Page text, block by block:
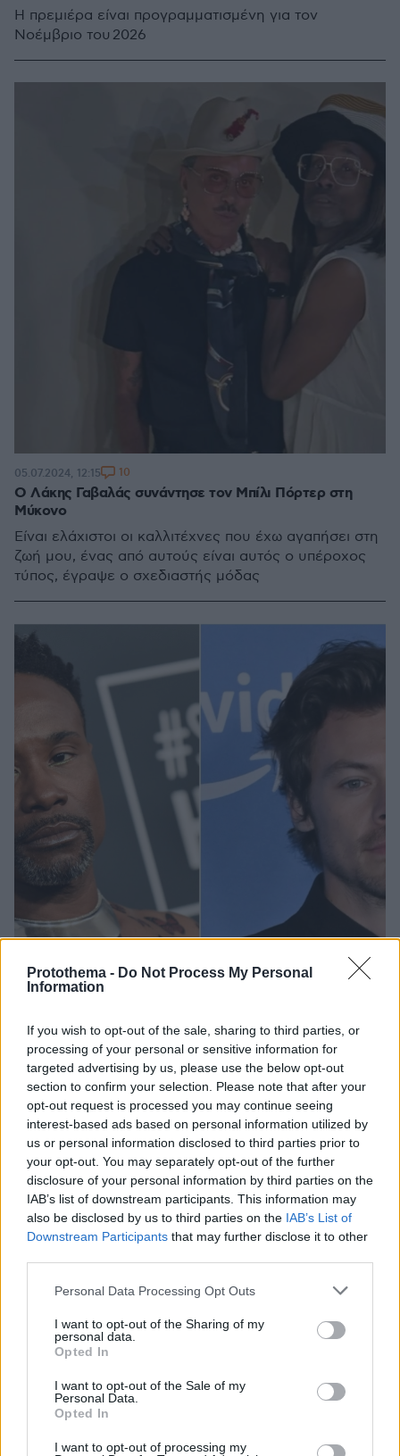
Protothema - Do Not Process My Personal
Information
If you wish to opt-out of the sale, sharing to third parties, or
processing of your personal or sensitive information for
targeted advertising by us, please use the below opt-out
section to confirm your selection. Please note that after your
opt-out request is processed you may continue seeing
interest-based ads based on personal information utilized by
us or personal information disclosed to third parties prior to
your opt-out. You may separately opt-out of the further
disclosure of your personal information by third parties on the
IAB’s list of downstream participants. This information may
also be disclosed by us to third parties on the IAB’s List of
Downstream Participants that may further disclose it to other
Please note that this website/app uses one or more Google
not limited to your visit or usage behaviour. You may click to
grant or deny consent to Google and its third-party tags to
use your data for below specified purposes in below Google
consent section.
Personal Data Processing Opt Outs
I want to opt-out of the Sharing of my
personal data.
Opted In
I want to opt-out of the Sale of my
Personal Data.
Opted In
I want to opt-out of processing my
Η πρεμιέρα είναι προγραμματισμένη για τον
Νοέμβριο του 2026
Ο Λάκης Γαβαλάς συνάντησε τον Μπίλι Πόρτερ στη
Μύκονο
Είναι ελάχιστοι οι καλλιτέχνες που έχω αγαπήσει στη
ζωή μου, ένας από αυτούς είναι αυτός ο υπέροχος
τύπος, έγραψε ο σχεδιαστής μόδας
05.07.2024, 12:15 10
Μπίλι Πόρτερ για Χάρι Στάιλς: «Είναι λευκός και στρέιτ
γι' αυτό ήταν στο εξώφυλλο της Vogue»
Στο εξώφυλλο του γνωστού περιοδικού μόδας ο
διάσημος τραγουδιστής είχε φωτογραφηθεί με
φόρεμα προκαλώντας διάφορες αντιδράσεις